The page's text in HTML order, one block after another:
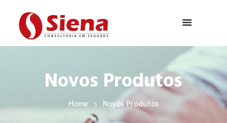
Novos Produtos
Home Novos Produtos